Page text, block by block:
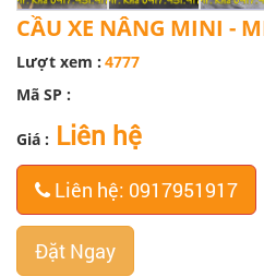
CẦU XE NÂNG MINI -
Lượt xem : 4777
Mã SP :
Giá : Liên hệ
Liên hệ: 0917951917
Đặt Ngay